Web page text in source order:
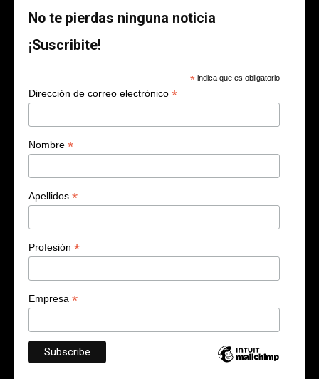
No te pierdas ninguna noticia
¡Suscribite!
* indica que es obligatorio
Dirección de correo electrónico *
Nombre *
Apellidos *
Profesión *
Empresa *